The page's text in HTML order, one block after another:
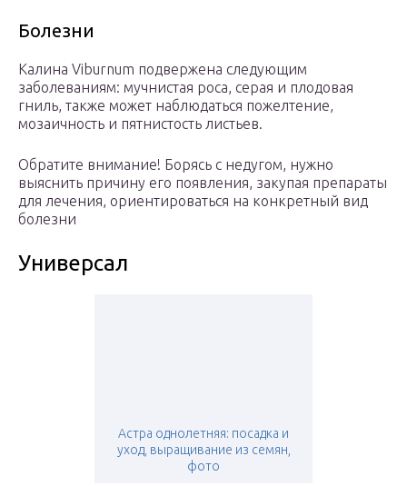
Болезни
Калина Viburnum подвержена следующим
заболеваниям: мучнистая роса, серая и плодовая
гниль, также может наблюдаться пожелтение,
мозаичность и пятнистость листьев.
Обратите внимание! Борясь с недугом, нужно
выяснить причину его появления, закупая препараты
для лечения, ориентироваться на конкретный вид
болезни
Универсал
Астра однолетняя: посадка и
уход, выращивание из семян,
фото